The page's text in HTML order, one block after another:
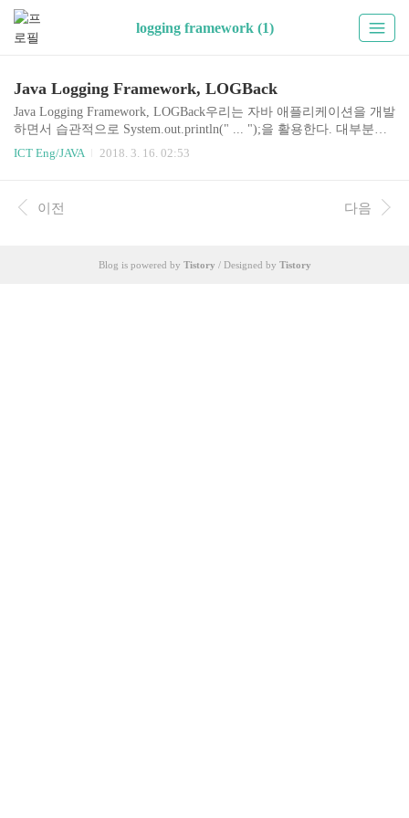
logging framework (1)
Java Logging Framework, LOGBack
Java Logging Framework, LOGBack우리는 자바 애플리케이션을 개발
하면서 습관적으로 System.out.println(" ... ");을 활용한다. 대부분은
작성한 프로그램의 정확성이나 논리적인 오류를 찾아내기 위한 디
버깅 과정에서 자주 사용하고, 일부 경우에만 정보를 전달하거나 에
능 이슈를 발생시키기 때문에 실 서비스하는 시점에서는 개발 단계
에서 곳곳에 추가했던 System.out.println(" ... ");을 찾아다니면서 제
에서는 다시 디버깅 메시지를 출력해서 해당 로직을 수정하는 작..
ICT Eng/JAVA 2018. 3. 16. 02:53
이전 다음
Blog is powered by Tistory / Designed by Tistory